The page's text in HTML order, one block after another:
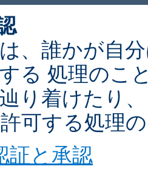
、誰かが自
る 処理のこ
り着けたり
可する処理
証と承認